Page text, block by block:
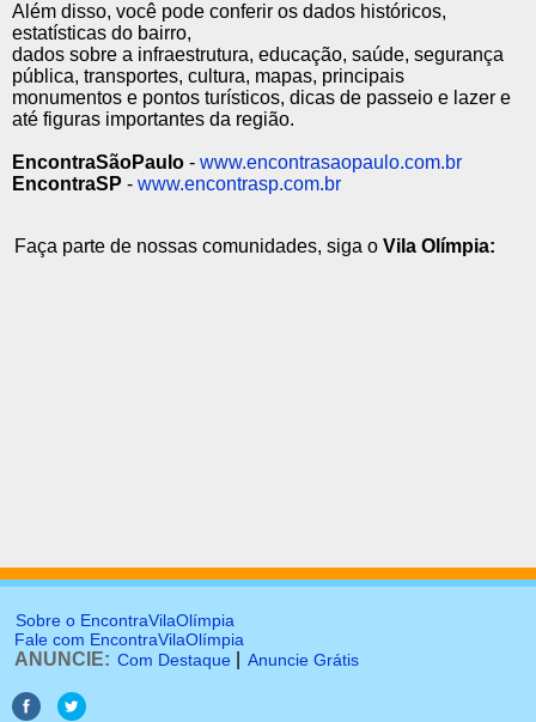
Além disso, você pode conferir os dados históricos,
estatísticas do bairro,
dados sobre a infraestrutura, educação, saúde, segurança
pública, transportes, cultura, mapas, principais
monumentos e pontos turísticos, dicas de passeio e lazer e
até figuras importantes da região.
EncontraSãoPaulo - www.encontrasaopaulo.com.br
EncontraSP - www.encontrasp.com.br
Faça parte de nossas comunidades, siga o Vila Olímpia:
Sobre o EncontraVilaOlímpia
Fale com EncontraVilaOlímpia
ANUNCIE: Com Destaque Anuncie Grátis